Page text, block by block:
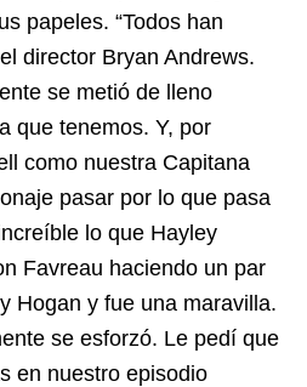
papeles. “Todos han
director Bryan Andrews.
se metió de lleno
que tenemos. Y, por
como nuestra Capitana
pasar por lo que pasa
lo que Hayley
Favreau haciendo un par
Hogan y fue una maravilla.
se esforzó. Le pedí que
en nuestro episodio